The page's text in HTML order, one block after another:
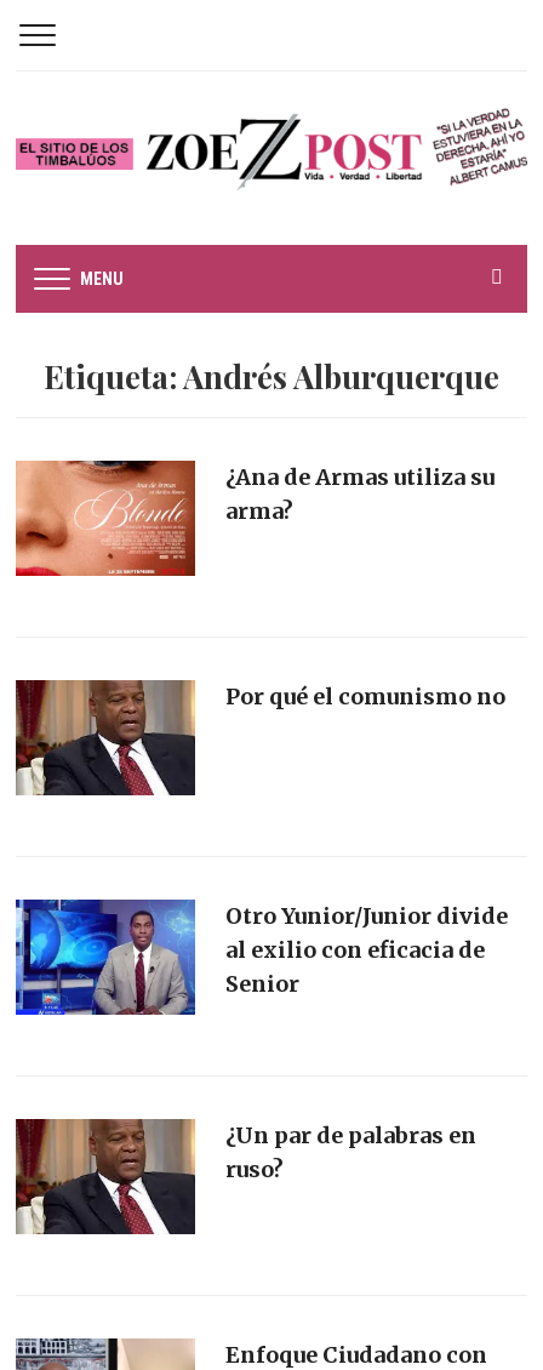
MENU
Etiqueta:Andrés Alburquerque
¿Ana de Armas utiliza su
arma?
Por qué el comunismo no
Otro Yunior/Junior divide
al exilio con eficacia de
Senior
¿Un par de palabras en
ruso?
Enfoque Ciudadano con